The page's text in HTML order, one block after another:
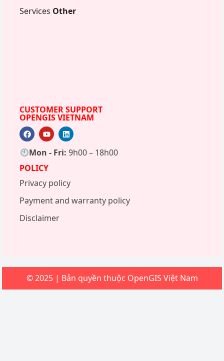
Services Other
CUSTOMER SUPPORT
OPENGIS VIETNAM
Mon - Fri: 9h00 – 18h00
POLICY
Privacy policy
Payment and warranty policy
Disclaimer
© 2025 | Bản quyền thuộc OpenGIS Việt Nam